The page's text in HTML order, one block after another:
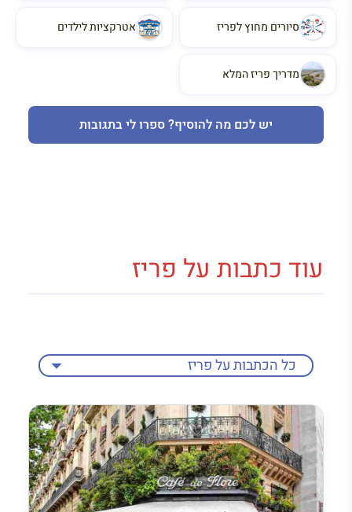
סיורים מחוץ לפריז אטרקציות לילדים
מדריך פריז המלא
יש לכם מה להוסיף? ספרו לי בתגובות
עוד כתבות על פריז